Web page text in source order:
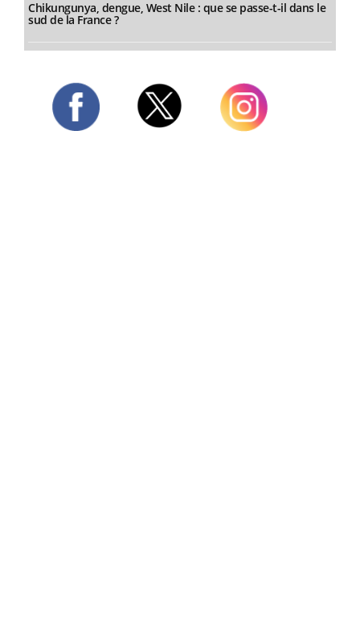
Chikungunya, dengue, West Nile : que se passe-t-il dans le
sud de la France ?